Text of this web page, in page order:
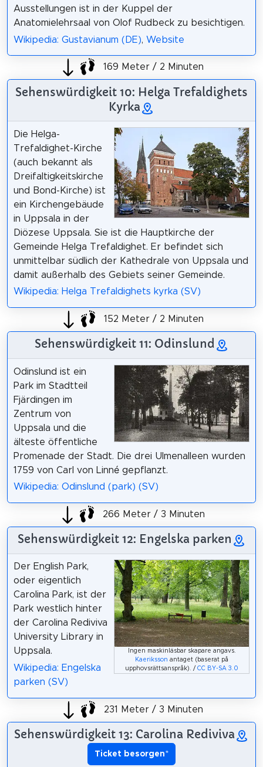
Ausstellungen ist in der Kuppel der
Anatomielehrsaal von Olof Rudbeck zu besichtigen.
Wikipedia: Gustavianum (DE), Website
169 Meter / 2 Minuten
Sehenswürdigkeit 10: Helga Trefaldighets
Kyrka
Die Helga-
Trefaldighet-Kirche
(auch bekannt als
Dreifaltigkeitskirche
und Bond-Kirche) ist
ein Kirchengebäude
in Uppsala in der
Diözese Uppsala. Sie ist die Hauptkirche der
Gemeinde Helga Trefaldighet. Er befindet sich
unmittelbar südlich der Kathedrale von Uppsala und
damit außerhalb des Gebiets seiner Gemeinde.
Wikipedia: Helga Trefaldighets kyrka (SV)
152 Meter / 2 Minuten
Sehenswürdigkeit 11: Odinslund
Odinslund ist ein
Park im Stadtteil
Fjärdingen im
Zentrum von
Uppsala und die
älteste öffentliche
Promenade der Stadt. Die drei Ulmenalleen wurden
1759 von Carl von Linné gepflanzt.
Wikipedia: Odinslund (park) (SV)
266 Meter / 3 Minuten
Sehenswürdigkeit 12: Engelska parken
Ingen maskinläsbar skapare angavs.
Kaeriksson antaget (baserat på
upphovsrättsanspråk). /CC BY-SA 3.0
Der English Park,
oder eigentlich
Carolina Park, ist der
Park westlich hinter
der Carolina Rediviva
University Library in
Uppsala.
Wikipedia: Engelska
parken (SV)
231 Meter / 3 Minuten
Sehenswürdigkeit 13: Carolina Rediviva
Ticket besorgen*